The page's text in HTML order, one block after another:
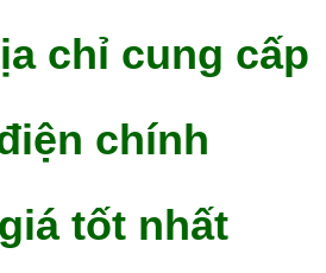
chỉ cung cấp
chính
tốt nhất